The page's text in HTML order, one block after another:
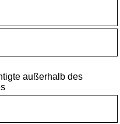
außerhalb des